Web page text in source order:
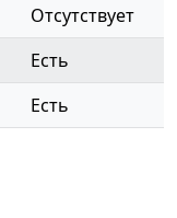
Отсутствует
Есть
Есть